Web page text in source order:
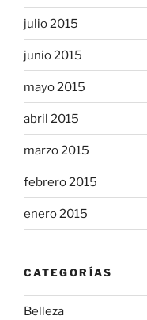
julio 2015
junio 2015
mayo 2015
abril 2015
marzo 2015
febrero 2015
enero 2015
CATEGORÍAS
Belleza